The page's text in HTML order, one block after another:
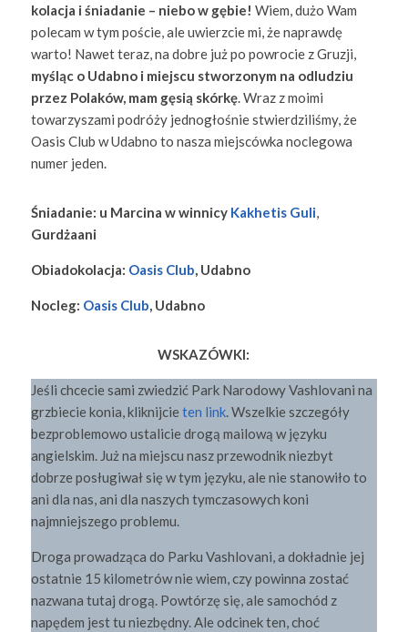
kolacja i śniadanie – niebo w gębie! Wiem, dużo Wam
polecam w tym poście, ale uwierzcie mi, że naprawdę
warto! Nawet teraz, na dobre już po powrocie z Gruzji,
myśląc o Udabno i miejscu stworzonym na odludziu
przez Polaków, mam gęsią skórkę. Wraz z moimi
towarzyszami podróży jednogłośnie stwierdziliśmy, że
Oasis Club w Udabno to nasza miejscówka noclegowa
numer jeden.
Śniadanie: u Marcina w winnicy Kakhetis Guli,
Gurdżaani
Obiadokolacja: Oasis Club, Udabno
Nocleg: Oasis Club, Udabno
WSKAZÓWKI:
Jeśli chcecie sami zwiedzić Park Narodowy Vashlovani na
grzbiecie konia, kliknijcieten link. Wszelkie szczegóły
bezproblemowo ustalicie drogą mailową w języku
angielskim. Już na miejscu nasz przewodnik niezbyt
dobrze posługiwał się w tym języku, ale nie stanowiło to
ani dla nas, ani dla naszych tymczasowych koni
najmniejszego problemu.
Droga prowadząca do Parku Vashlovani, a dokładnie jej
ostatnie 15 kilometrów nie wiem, czy powinna zostać
nazwana tutaj drogą. Powtórzę się, ale samochód z
napędem jest tu niezbędny. Ale odcinek ten, choć